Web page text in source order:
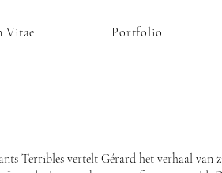
Vitae Portfolio
Terribles vertelt Gérard het verhaal van